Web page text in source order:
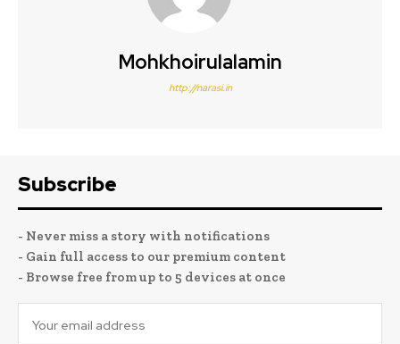
Mohkhoirulalamin
http://narasi.in
Subscribe
- Never miss a story with notifications
- Gain full access to our premium content
- Browse free from up to 5 devices at once